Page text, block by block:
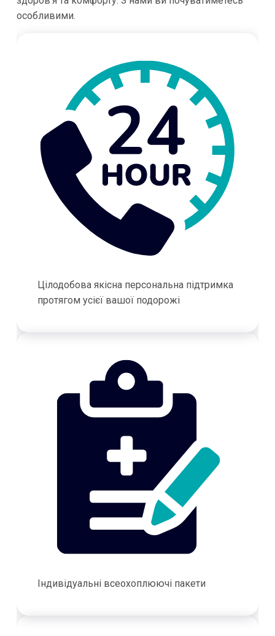
особливими.
Цілодобова якісна персональна підтримка
протягом усієї вашої подорожі
Індивідуальні всеохоплюючі пакети